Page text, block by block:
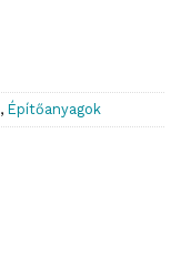
, Építőanyagok